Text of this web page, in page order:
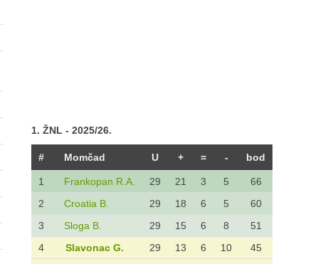
1. ŽNL - 2025/26.
# Momčad U + = - bod
1 Frankopan R.A. 29 21 3 5
66
2
Croatia B. 29 18 6 5
60
3
Sloga B. 29 15 6 8
51
4
Slavonac G. 29 13 6 10
45